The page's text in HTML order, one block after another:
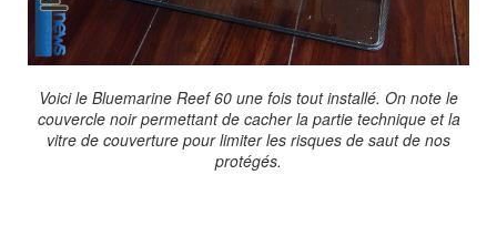
Voici le Bluemarine Reef 60 une fois tout installé. On note le
couvercle noir permettant de cacher la partie technique et la
vitre de couverture pour limiter les risques de saut de nos
protégés.